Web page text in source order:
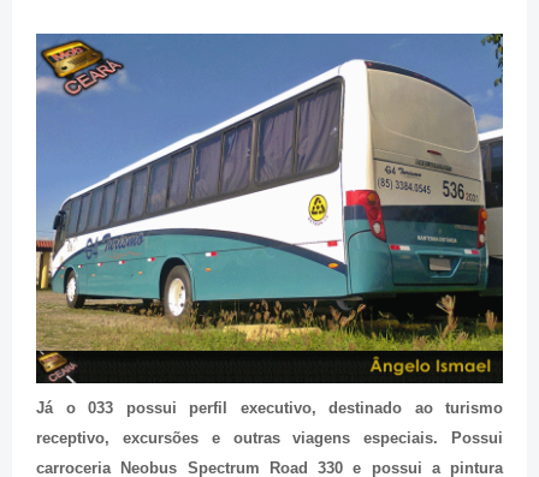
Já o 033 possui perfil executivo, destinado ao turismo
receptivo, excursões e outras viagens especiais. Possui
carroceria Neobus Spectrum Road 330 e possui a pintura